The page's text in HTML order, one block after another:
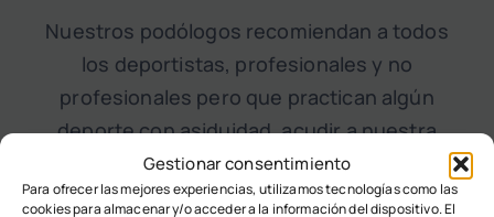
Gestionar consentimiento
Para ofrecer las mejores experiencias, utilizamos tecnologías como las
cookies para almacenar y/o acceder a la información del dispositivo. El
Nuestros podólogos recomiendan a todos
los deportistas, profesionales y no
profesionales pero que practican algún
deporte con asiduidad, acudir a nuestra
clínica podológica para realizarse una
revisión. Realizaremos un estudio